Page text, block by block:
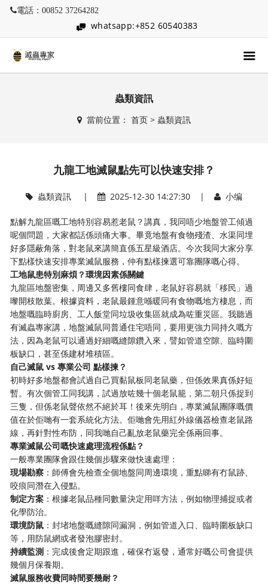
電話：00852 37264282
whatsapp:+852 60540383
蟲類資訊
當前位置： 首页> 蟲類資訊
九龍工地滅鼠點先可以快速安排？
蟲類資訊| 2025-12-30 14:27:30 | 小编
點解九龍區嘅工地特別容易惹老鼠？講真，我同唔少地盤管工傾過
呢個問題，大家都話係頭痛大事。畢竟地盤有食物殘渣、水渠同埋
好多隱蔽角落，對老鼠來講簡直係五星級酒店。今次我同大家分享
下點樣快速安排專業滅鼠服務，仲有點樣揀選可靠團隊嘅心得。
工地鼠患特別麻煩？環境因素係關鍵
九龍區地盤密集，周邊又多舊樓同食肆，老鼠好容易就「移民」過
嚟開枝散葉。根據資料，老鼠最鍾意喺暖同有食物嘅地方棲息，而
地盤嘅臨時廚房、工人飯堂同垃圾收集區就成為咗重災區。我聽過
有滅蟲專家講，地盤滅鼠同普通住宅唔同，要用更強力同持久嘅方
法，因為老鼠可以通過好細嘅縫隙鑽入來，譬如管道空隙、臨時圍
板缺口，甚至係建材堆積區。
自己滅鼠 vs 專業公司 點樣揀？
初時好多地盤都會試過自己買黏鼠板同老鼠藥，但係效果真係好短
暫。有次個管工同我講，試過放咗幾十個老鼠籠，第二朝只係捉到
三隻，但係老鼠聲依然不絕於耳！後來先明白，專業滅鼠團隊嘅價
值在於佢哋有一套系統化方法。佢哋會先用紅外線儀器檢查老鼠路
線，再針對性布防，同我哋自己亂放老鼠藥完全係兩回事。
專業滅鼠公司嘅快速處理流程係點？
一般專業團隊會跟住幾個步驟來做快速處理：
現場勘察 ：師傅會先檢查全個地盤同周邊環境，重點睇有冇鼠跡、
咬痕同潛在入侵點。
制定方案 ：根據老鼠品種同數量決定用咩方法，例如物理捕捉或者
化學防治。
環境防鼠 ：封堵地盤嘅縫隙同漏洞，例如管道入口、臨時圍板缺口
等，用防鼠網或者發泡膠密封。
持續監測 ：完成後會定期跟進，確保冇返發，通常好嘅公司會提供
幾個月保養期。
滅鼠服務收費同時間要幾耐？